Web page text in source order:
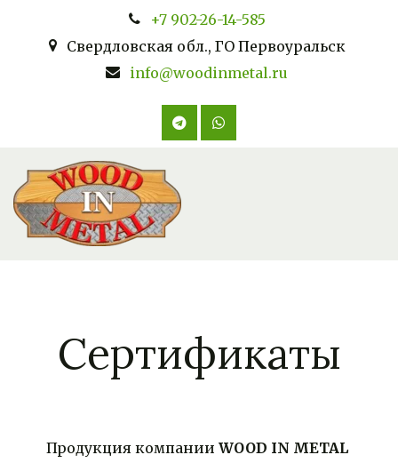
+7 902-26-14-585
Свердловская обл., ГО Первоуральск
info@woodinmetal.ru
Сертификаты
Продукция компании WOOD IN METAL